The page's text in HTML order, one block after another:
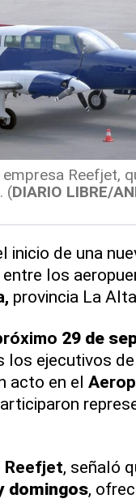
Reefjet,
(DIARIO LIBRE/
inicio de una
entre los
provincia La
29 de
los ejecutivos
acto en el
Reefjet, señaló
domingos,